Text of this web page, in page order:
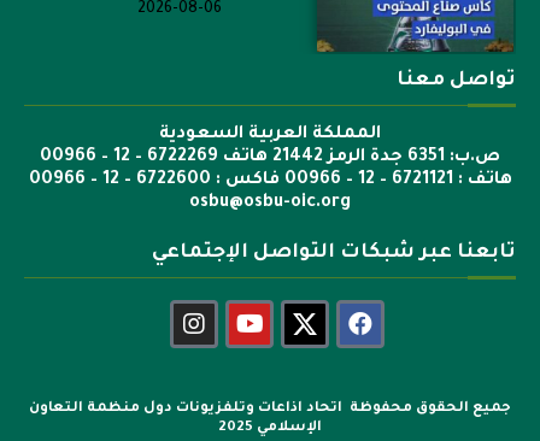
2026-08-06
تواصل معنا
المملكة العربية السعودية
ص.ب: 6351 جدة الرمز 21442 هاتف 6722269 – 12 – 00966
هاتف : 6721121 – 12 – 00966 فاكس : 6722600 – 12 – 00966
osbu@osbu-oic.org
تابعنا عبر شبكات التواصل الإجتماعي
جميع الحقوق محفوظة اتحاد اذاعات وتلفزيونات دول منظمة التعاون
الإسلامي 2025